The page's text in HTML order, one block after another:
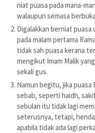
niat puasa pada mana-
walaupun semasa
Digalakkan berniat
pada malam pertama
tidak sah puasa kerana
mengikut Imam Malik
sekali gus.
Namun begitu, jika
sebab, seperti haidh,
sebulan itu tidak lagi
seterusnya, tetapi,
apabila tidak ada lagi